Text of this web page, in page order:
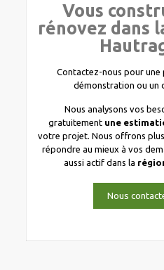
Vous
rénovez dans
Contactez-nous pour une
démonstration ou un
Nous analysons vos
gratuitement une
votre projet. Nous offrons
répondre au mieux à vos
aussi actif dans la
Nous